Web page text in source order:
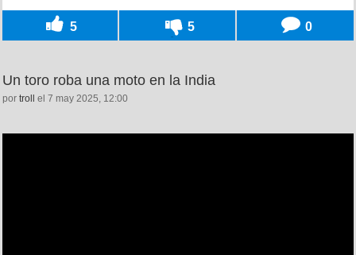
5 5 0
Un toro roba una moto en la India
por troll el 7 may 2025, 12:00